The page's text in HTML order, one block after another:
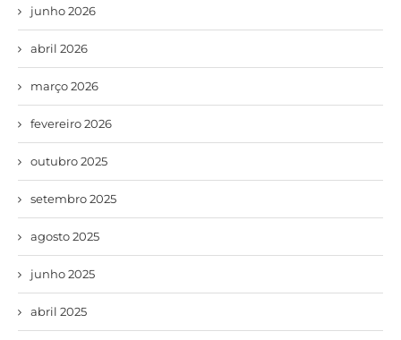
junho 2026
abril 2026
março 2026
fevereiro 2026
outubro 2025
setembro 2025
agosto 2025
junho 2025
abril 2025